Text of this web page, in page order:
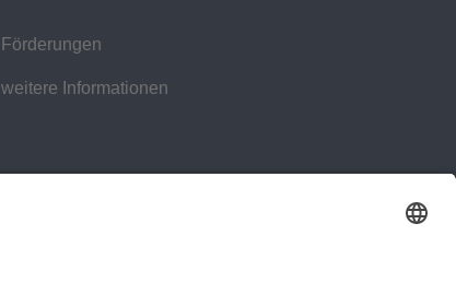
Förderungen
weitere Informationen